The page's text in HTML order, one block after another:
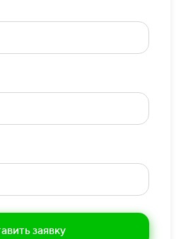
заявку